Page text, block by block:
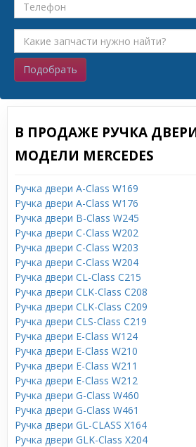
Подобрать
В ПРОДАЖЕ РУЧКА
МОДЕЛИ MERCEDES
Ручка двери A-Class W169
Ручка двери A-Class W176
Ручка двери B-Class W245
Ручка двери C-Class W202
Ручка двери C-Class W203
Ручка двери C-Class W204
Ручка двери CL-Class C215
Ручка двери CLK-Class C208
Ручка двери CLK-Class C209
Ручка двери CLS-Class C219
Ручка двери E-Class W124
Ручка двери E-Class W210
Ручка двери E-Class W211
Ручка двери E-Class W212
Ручка двери G-Class W460
Ручка двери G-Class W461
Ручка двери GL-CLASS X164
Ручка двери GLK-Class X204